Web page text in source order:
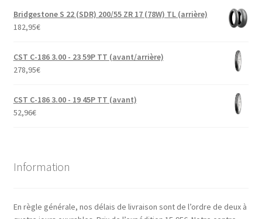
Bridgestone S 22 (SDR) 200/55 ZR 17 (78W) TL (arrière)
182,95€
CST C-186 3.00 - 23 59P TT (avant/arrière)
278,95€
CST C-186 3.00 - 19 45P TT (avant)
52,96€
Information
En règle générale, nos délais de livraison sont de l’ordre de deux à